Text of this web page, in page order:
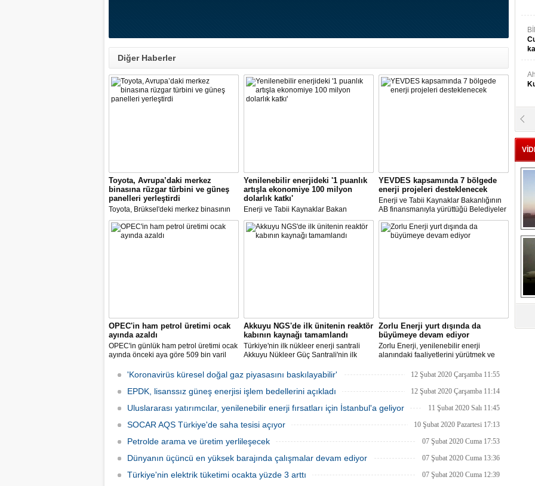
Diğer Haberler
Toyota, Avrupa’daki merkez
binasına rüzgar türbini ve güneş
panelleri yerleştirdi
Toyota, Brüksel'deki merkez binasının
önüne son teknolojileri kullanarak bir
rüzgar türbini yerleştirdi
Yenilenebilir enerjideki '1 puanlık
artışla ekonomiye 100 milyon
dolarlık katkı'
Enerji ve Tabii Kaynaklar Bakan
Yardımcısı Alparslan Bayraktar,
Türkiye'nin yenilenebilir enerji
kapasitesinde ciddi bir artış yaşandığına
YEVDES kapsamında 7 bölgede
enerji projeleri desteklenecek
Enerji ve Tabii Kaynaklar Bakanlığının
AB finansmanıyla yürüttüğü Belediyeler
ve Üniversiteler İçin Yenilenebilir Enerji
ve Enerji Verimliliği Teknik Destek
Projesi'ne yapılan başvurular
OPEC'in ham petrol üretimi ocak
ayında azaldı
OPEC'in günlük ham petrol üretimi ocak
ayında önceki aya göre 509 bin varil
geriledi.
Akkuyu NGS'de ilk ünitenin reaktör
kabının kaynağı tamamlandı
Türkiye'nin ilk nükleer enerji santrali
Akkuyu Nükleer Güç Santrali'nin ilk
kabının kaynak işleminin tamamlandığı
bildirildi.
Zorlu Enerji yurt dışında da
büyümeye devam ediyor
Zorlu Enerji, yenilenebilir enerji
alanındaki faaliyetlerini yürütmek ve
şube açılışını gerçekleştirecek.
'Koronavirüs küresel doğal gaz piyasasını baskılayabilir' 12 Şubat 2020 Çarşamba 11:55
EPDK, lisanssız güneş enerjisi işlem bedellerini açıkladı 12 Şubat 2020 Çarşamba 11:14
Uluslararası yatırımcılar, yenilenebilir enerji fırsatları için İstanbul'a geliyor 11 Şubat 2020 Salı 11:45
SOCAR AQS Türkiye'de saha tesisi açıyor 10 Şubat 2020 Pazartesi 17:13
Petrolde arama ve üretim yerlileşecek 07 Şubat 2020 Cuma 17:53
Dünyanın üçüncü en yüksek barajında çalışmalar devam ediyor 07 Şubat 2020 Cuma 13:36
Türkiye'nin elektrik tüketimi ocakta yüzde 3 arttı 07 Şubat 2020 Cuma 12:39